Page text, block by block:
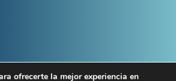
ofrecerte la mejor experiencia en